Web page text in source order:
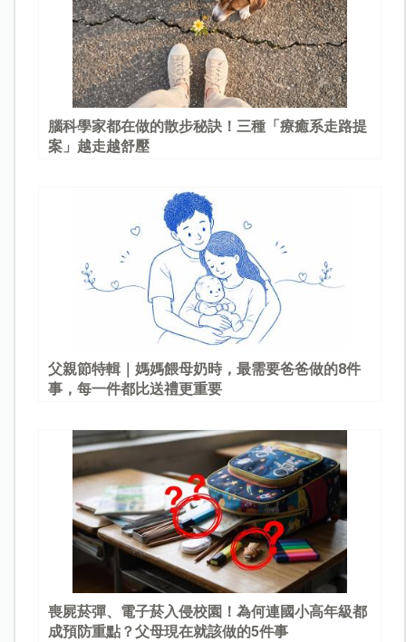
腦科學家都在做的散步秘訣！三種「療癒系走路提
案」越走越舒壓
父親節特輯｜媽媽餵母奶時，最需要爸爸做的8件
事，每一件都比送禮更重要
喪屍菸彈、電子菸入侵校園！為何連國小高年級都
成預防重點？父母現在就該做的5件事